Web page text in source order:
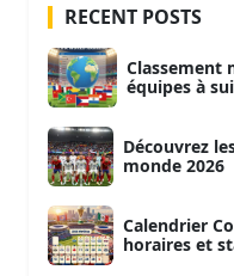
RECENT POSTS
Classement
équipes à
Découvrez
monde 2026
Calendrier
horaires et